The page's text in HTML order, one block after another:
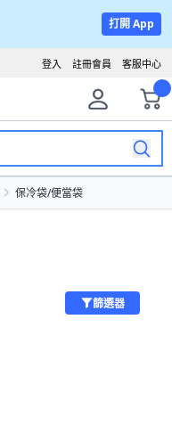
打開 App
客服中心
註冊會員
登入
保冷袋/便當袋
篩選器